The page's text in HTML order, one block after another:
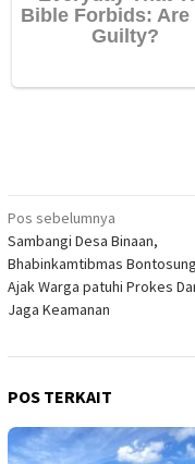
Navigasi
pos
Pos sebelumnya
Sambangi Desa Binaan,
Bhabinkamtibmas
Ajak Warga patuhi Prokes
Jaga Keamanan
POS TERKAIT